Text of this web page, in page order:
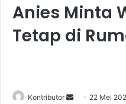
Anies Minta
Tetap di
Kontributor 22 Mei